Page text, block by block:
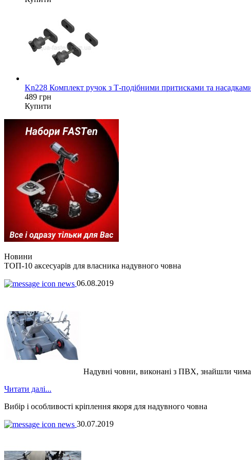
Kn228 Комплект ручок з Т-подібними притисками та
489 грн
Купити
Новини
ТОП-10 аксесуарів для власника надувного човна
06.08.2019
Надувні човни, виконані з ПВХ, знайшли
Читати далі...
Вибір і особливості кріплення якоря для надувного човна
30.07.2019